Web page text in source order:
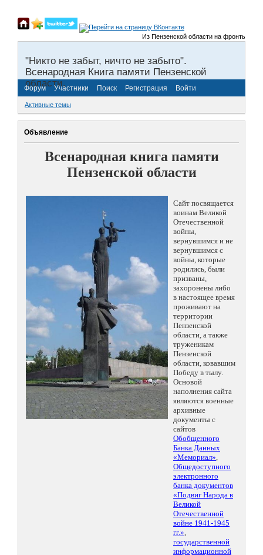
Из Пензенской области на фронты
"Никто не забыт, ничто не забыто".
Всенародная Книга памяти Пензенской
области.
Форум Участники Поиск Регистрация Войти
Активные темы
Объявление
Всенародная книга памяти
Пензенской области
Сайт посвящается
воинам Великой
Отечественной
войны,
вернувшимся и не
вернувшимся с
войны, которые
родились, были
призваны,
захоронены либо
в настоящее время
проживают на
территории
Пензенской
области, а также
труженикам
Пензенской
области, ковавшим
Победу в тылу.
Основой
наполнения сайта
являются военные
архивные
документы с
сайтов
Обобщенного
Банка Данных
«Мемориал»,
Общедоступного
электронного
банка документов
«Подвиг Народа в
Великой
Отечественной
войне 1941-1945
гг.»,
государственной
информационной